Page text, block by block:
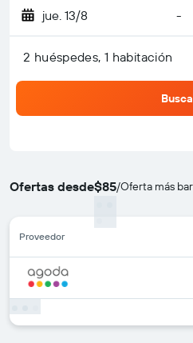
jue. 13/8 -
2 huéspedes, 1 habitación
Ofertas desde$85/Oferta más
Proveedor